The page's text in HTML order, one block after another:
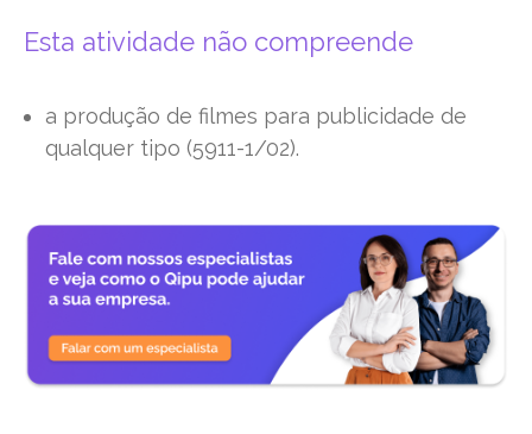
Esta atividade não compreende
a produção de filmes para publicidade de
qualquer tipo (5911-1/02).